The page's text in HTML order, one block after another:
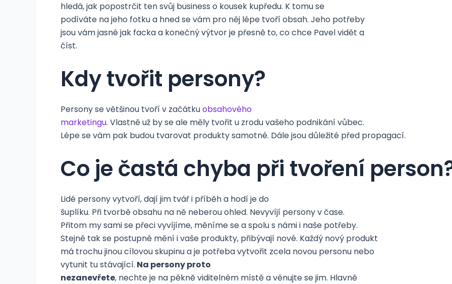
hledá, jak popostrčit ten svůj business o kousek kupředu. K tomu se
podíváte na jeho fotku a hned se vám pro něj lépe tvoří obsah. Jeho potřeby
jsou vám jasné jak facka a konečný výtvor je přesně to, co chce Pavel vidět a
číst.
Kdy tvořit persony?
Persony se většinou tvoří v začátkuobsahového
marketingu. Vlastně už by se ale měly tvořit u zrodu vašeho podnikání vůbec.
Lépe se vám pak budou tvarovat produkty samotné. Dále jsou důležité před propagací.
Co je častá chyba při tvoření
Lidé persony vytvoří, dají jim tvář i příběh a hodí je do
šuplíku. Při tvorbě obsahu na ně neberou ohled. Nevyvíjí persony v čase.
Přitom my sami se přeci vyvíjíme, měníme se a spolu s námi i naše potřeby.
Stejně tak se postupně mění i vaše produkty, přibývají nové. Každý nový produkt
má trochu jinou cílovou skupinu a je potřeba vytvořit zcela novou personu nebo
vytunit tu stávající. Na persony proto
nezanevřete, nechte je na pěkně viditelném místě a věnujte se jim. Hlavně